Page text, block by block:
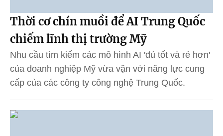
Thời cơ chín muồi để AI Trung Quốc
chiếm lĩnh thị trường Mỹ
Nhu cầu tìm kiếm các mô hình AI 'đủ tốt và rẻ hơn'
của doanh nghiệp Mỹ vừa vặn với năng lực cung
cấp của các công ty công nghệ Trung Quốc.